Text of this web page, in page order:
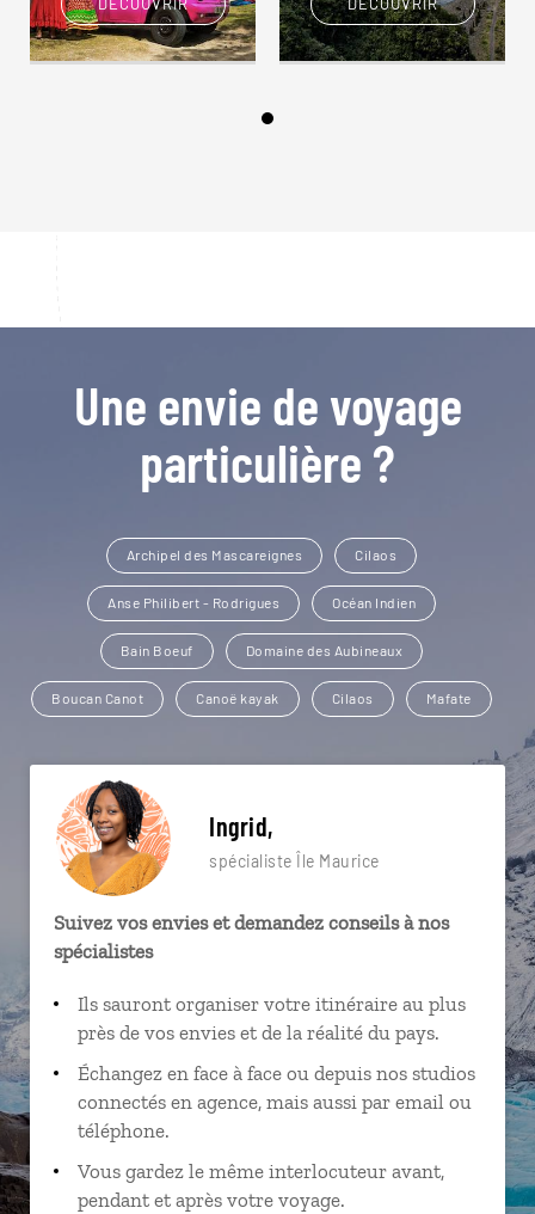
Une envie de voyage
particulière ?
Archipel des Mascareignes Cilaos
Anse Philibert - Rodrigues Océan Indien
Bain Boeuf Domaine des Aubineaux
Boucan Canot Canoë kayak Cilaos Mafate
Ingrid,
spécialiste Île Maurice
Suivez vos envies et demandez conseils à nos
spécialistes
Ils sauront organiser votre itinéraire au plus
près de vos envies et de la réalité du pays.
Échangez en face à face ou depuis nos studios
connectés en agence, mais aussi par email ou
téléphone.
Vous gardez le même interlocuteur avant,
pendant et après votre voyage.